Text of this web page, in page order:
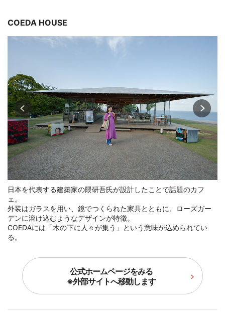
COEDA HOUSE
日本を代表する建築家の隈研吾氏が設計したことで話題のカフ
ェ。
外装はガラスを用い、鏡でつくられた家具とともに、ローズガー
デンに溶け込むようなデザインが特徴。
COEDAには「木の下に人々が集う」という意味が込められてい
る。
公式ホームページをみる
※外部サイトへ移動します